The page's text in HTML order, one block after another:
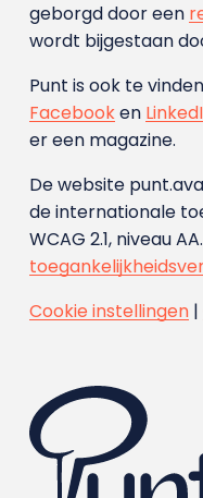
geborgd door een
wordt bijgestaan
Punt is ook te
Facebooken
er een magazine.
De website
de internationale
WCAG 2.1, niveau
Cookie instellingen|